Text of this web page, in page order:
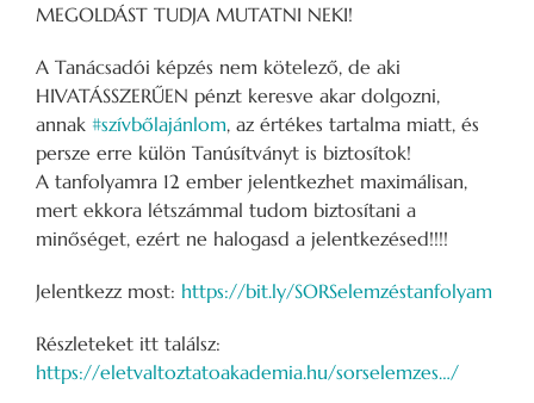
MEGOLDÁST TUDJA MUTATNI NEKI!
A Tanácsadói képzés nem kötelező, de aki
HIVATÁSSZERŰEN pénzt keresve akar dolgozni,
annak #szívbőlajánlom, az értékes tartalma miatt, és
persze erre külön Tanúsítványt is biztosítok!
A tanfolyamra 12 ember jelentkezhet maximálisan,
mert ekkora létszámmal tudom biztosítani a
minőséget, ezért ne halogasd a jelentkezésed!!!!
Jelentkezz most: https://bit.ly/SORSelemzéstanfolyam
Részleteket itt találsz:
https://eletvaltoztatoakademia.hu/sorselemzes…/